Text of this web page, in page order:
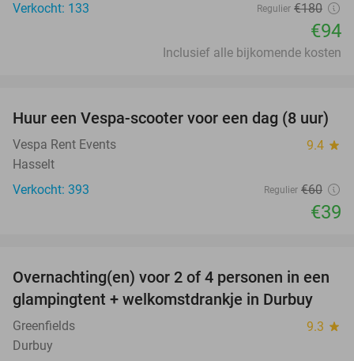
Verkocht: 133
Regulier €180
€94
Inclusief alle bijkomende kosten
35%
Huur een Vespa-scooter voor een dag (8 uur)
Vespa Rent Events 9.4 star
Hasselt
Verkocht: 393
Regulier €60
€39
36%
Overnachting(en) voor 2 of 4 personen in een
glampingtent + welkomstdrankje in Durbuy
Greenfields 9.3 star
Durbuy